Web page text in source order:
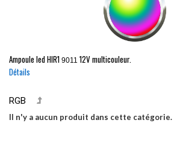
Ampoule ledHIR1 9011 12V multicouleur.
Détails
RGB
Il n'y a aucun produit dans cette catégorie.